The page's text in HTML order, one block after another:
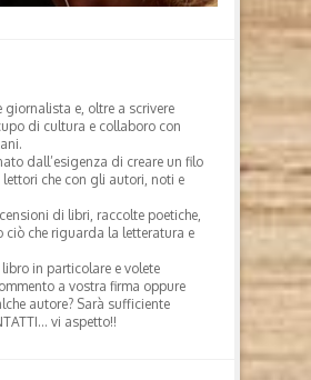
giornalista e, oltre a scrivere
di cultura e collaboro con
dall’esigenza di creare un filo
che con gli autori, noti e
di libri, raccolte poetiche,
ciò che riguarda la letteratura e
in particolare e volete
a vostra firma oppure
autore? Sarà sufficiente
vi aspetto!!